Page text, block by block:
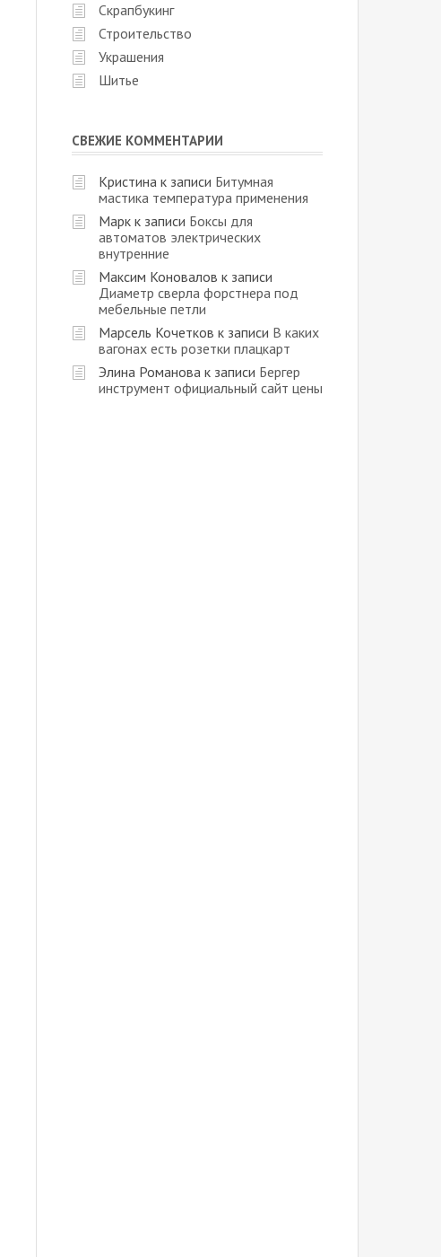
Скрапбукинг
Строительство
Украшения
Шитье
СВЕЖИЕ КОММЕНТАРИИ
Кристина к записи Битумная
мастика температура применения
Марк к записи Боксы для
автоматов электрических
внутренние
Максим Коновалов к записи
Диаметр сверла форстнера под
мебельные петли
Марсель Кочетков к записи В каких
вагонах есть розетки плацкарт
Элина Романова к записи Бергер
инструмент официальный сайт цены